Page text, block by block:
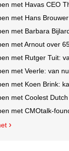
Havas CEO Thijs Muller over de
met Hans Brouwer over
met Barbara Bijlard, nieuwe
met Arnout over 65
Rutger Tuit: van Play Button-
Veerle: van nuchtere Fries
met Koen Brink: kaas,
Coolest Dutch Brand winnaar
CMOtalk-founder Klaas Weima: